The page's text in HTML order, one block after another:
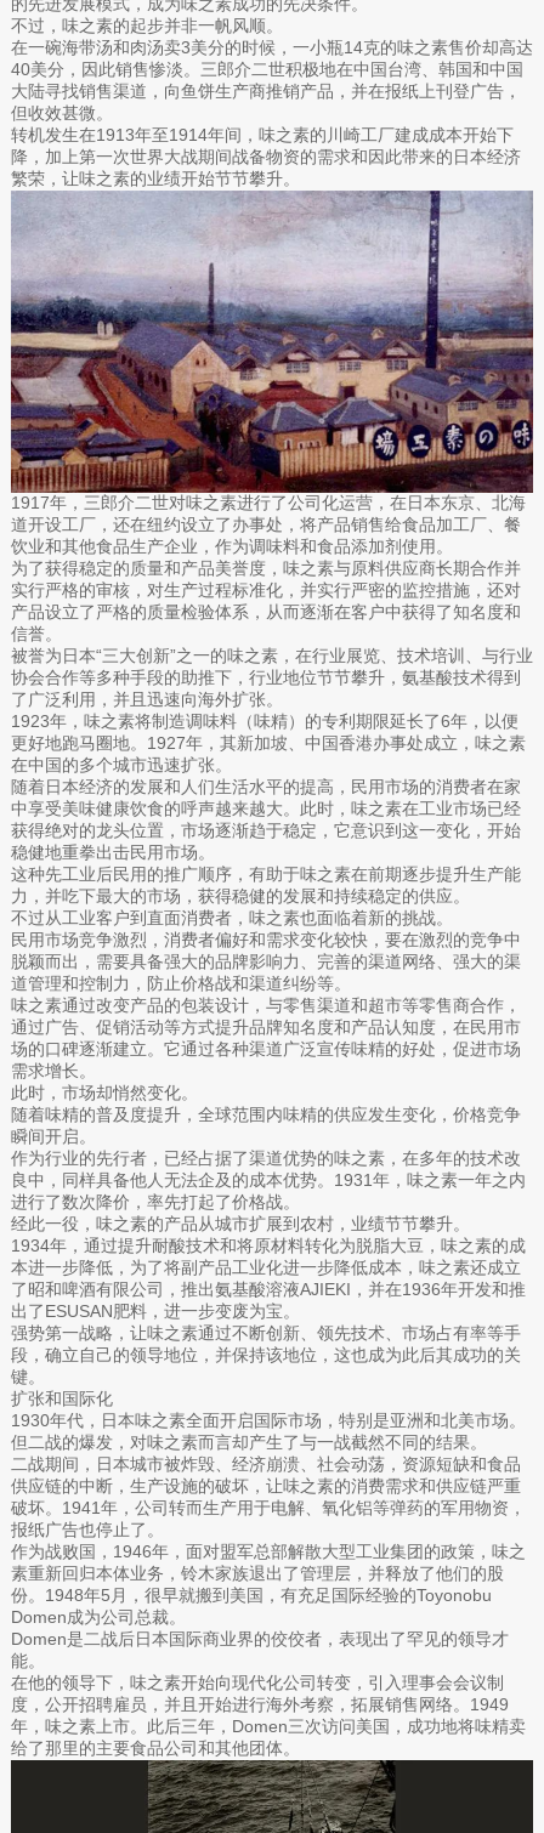
的先进发展模式，成为味之素成功的先决条件。
不过，味之素的起步并非一帆风顺。
在一碗海带汤和肉汤卖3美分的时候，一小瓶14克的味之素售价却高达
40美分，因此销售惨淡。三郎介二世积极地在中国台湾、韩国和中国
大陆寻找销售渠道，向鱼饼生产商推销产品，并在报纸上刊登广告，
但收效甚微。
转机发生在1913年至1914年间，味之素的川崎工厂建成成本开始下
降，加上第一次世界大战期间战备物资的需求和因此带来的日本经济
繁荣，让味之素的业绩开始节节攀升。
1917年，三郎介二世对味之素进行了公司化运营，在日本东京、北海
道开设工厂，还在纽约设立了办事处，将产品销售给食品加工厂、餐
饮业和其他食品生产企业，作为调味料和食品添加剂使用。
为了获得稳定的质量和产品美誉度，味之素与原料供应商长期合作并
实行严格的审核，对生产过程标准化，并实行严密的监控措施，还对
产品设立了严格的质量检验体系，从而逐渐在客户中获得了知名度和
信誉。
被誉为日本“三大创新”之一的味之素，在行业展览、技术培训、与行业
协会合作等多种手段的助推下，行业地位节节攀升，氨基酸技术得到
了广泛利用，并且迅速向海外扩张。
1923年，味之素将制造调味料（味精）的专利期限延长了6年，以便
更好地跑马圈地。1927年，其新加坡、中国香港办事处成立，味之素
在中国的多个城市迅速扩张。
随着日本经济的发展和人们生活水平的提高，民用市场的消费者在家
中享受美味健康饮食的呼声越来越大。此时，味之素在工业市场已经
获得绝对的龙头位置，市场逐渐趋于稳定，它意识到这一变化，开始
稳健地重拳出击民用市场。
这种先工业后民用的推广顺序，有助于味之素在前期逐步提升生产能
力，并吃下最大的市场，获得稳健的发展和持续稳定的供应。
不过从工业客户到直面消费者，味之素也面临着新的挑战。
民用市场竞争激烈，消费者偏好和需求变化较快，要在激烈的竞争中
脱颖而出，需要具备强大的品牌影响力、完善的渠道网络、强大的渠
道管理和控制力，防止价格战和渠道纠纷等。
味之素通过改变产品的包装设计，与零售渠道和超市等零售商合作，
通过广告、促销活动等方式提升品牌知名度和产品认知度，在民用市
场的口碑逐渐建立。它通过各种渠道广泛宣传味精的好处，促进市场
需求增长。
此时，市场却悄然变化。
随着味精的普及度提升，全球范围内味精的供应发生变化，价格竞争
瞬间开启。
作为行业的先行者，已经占据了渠道优势的味之素，在多年的技术改
良中，同样具备他人无法企及的成本优势。1931年，味之素一年之内
进行了数次降价，率先打起了价格战。
经此一役，味之素的产品从城市扩展到农村，业绩节节攀升。
1934年，通过提升耐酸技术和将原材料转化为脱脂大豆，味之素的成
本进一步降低，为了将副产品工业化进一步降低成本，味之素还成立
了昭和啤酒有限公司，推出氨基酸溶液AJIEKI，并在1936年开发和推
出了ESUSAN肥料，进一步变废为宝。
强势第一战略，让味之素通过不断创新、领先技术、市场占有率等手
段，确立自己的领导地位，并保持该地位，这也成为此后其成功的关
键。
扩张和国际化
1930年代，日本味之素全面开启国际市场，特别是亚洲和北美市场。
但二战的爆发，对味之素而言却产生了与一战截然不同的结果。
二战期间，日本城市被炸毁、经济崩溃、社会动荡，资源短缺和食品
供应链的中断，生产设施的破坏，让味之素的消费需求和供应链严重
破坏。1941年，公司转而生产用于电解、氧化铝等弹药的军用物资，
报纸广告也停止了。
作为战败国，1946年，面对盟军总部解散大型工业集团的政策，味之
素重新回归本体业务，铃木家族退出了管理层，并释放了他们的股
份。1948年5月，很早就搬到美国，有充足国际经验的Toyonobu
Domen成为公司总裁。
Domen是二战后日本国际商业界的佼佼者，表现出了罕见的领导才
能。
在他的领导下，味之素开始向现代化公司转变，引入理事会会议制
度，公开招聘雇员，并且开始进行海外考察，拓展销售网络。1949
年，味之素上市。此后三年，Domen三次访问美国，成功地将味精卖
给了那里的主要食品公司和其他团体。